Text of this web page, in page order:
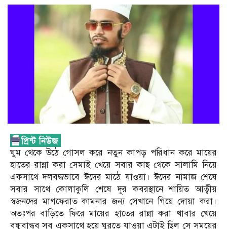
ঘুম থেকে উঠে গোসল করে নতুন কাপড় পরিধান করে মায়ের
হাতের রান্না করা সেমাই খেয়ে সবার কাছ থেকে সালামি নিয়ে
একসাথে দলবদ্ধভাবে ঈদের মাঠে যাওয়া। ঈদের নামাজ শেষে
সবার সাথে কোলাকুলি শেষে দূর কবরস্থানে শায়িত আত্বীয়
স্বজনদের মাগফেরাত কামনার জন্য সেখানে গিয়ে দোয়া করা।
অতঃপর বাড়িতে ফিরে মায়ের হাতের রান্না করা খাবার খেয়ে
বন্ধুবান্ধব সব একসাথে হয়ে ঘুরতে যাওয়া এটাই ছিল সে সময়ের